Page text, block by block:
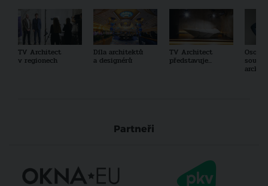
TV Architect
v regionech
Díla architektů
a designérů
TV Architect
představuje...
Partneři